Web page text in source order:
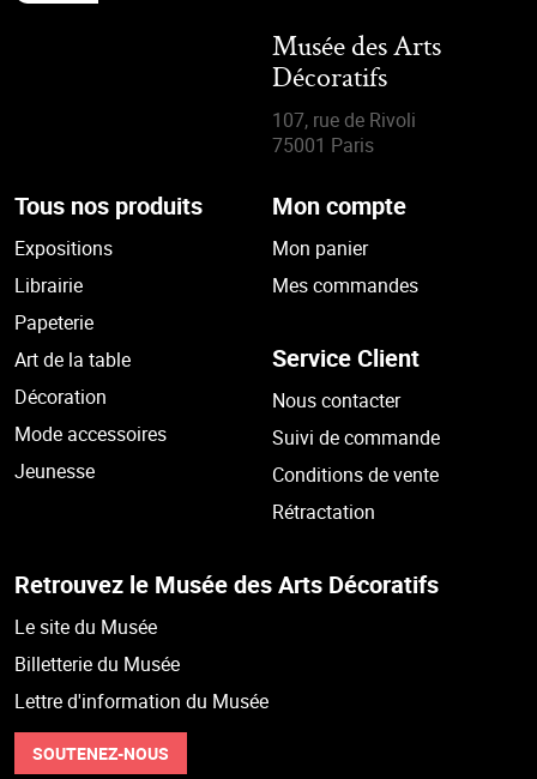
Musée des Arts
Décoratifs
107, rue de Rivoli
75001 Paris
Tous nos produits
Expositions
Librairie
Papeterie
Art de la table
Décoration
Mode accessoires
Jeunesse
Mon compte
Mon panier
Mes commandes
Service Client
Nous contacter
Suivi de commande
Conditions de vente
Rétractation
Retrouvez le Musée des Arts Décoratifs
Le site du Musée
Billetterie du Musée
Lettre d'information du Musée
SOUTENEZ-NOUS